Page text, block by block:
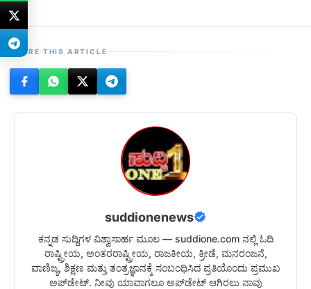
SHARE THIS ARTICLE
suddionenews
ಕನ್ನಡ ಸುದ್ದಿಗಳ ವಿಶ್ವಾಸಾರ್ಹ ಮೂಲ — suddione.com ನಲ್ಲಿ ಓದಿ
ರಾಷ್ಟ್ರೀಯ, ಅಂತರರಾಷ್ಟ್ರೀಯ, ರಾಜಕೀಯ, ಕ್ರೀಡೆ, ಮನರಂಜನೆ,
ವಾಣಿಜ್ಯ, ಶಿಕ್ಷಣ ಮತ್ತು ತಂತ್ರಜ್ಞಾನಕ್ಕೆ ಸಂಬಂಧಿಸಿದ ಪ್ರತಿಯೊಂದು ಪ್ರಮುಖ
ಅಪ್‌ಡೇಟ್. ನೀವು ಯಾವಾಗಲೂ ಅಪ್‌ಡೇಟ್ ಆಗಿರಲು ನಾವು